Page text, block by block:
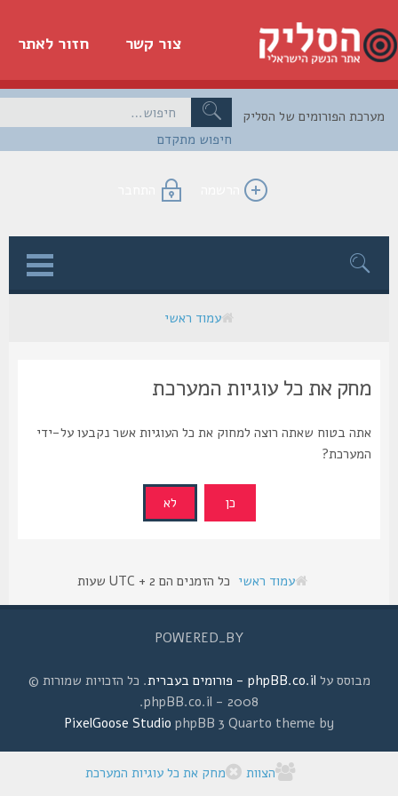
חזור לאתר צור קשר
חיפוש מתקדם
הפורומים של הסליק
הרשמה התחבר
עמוד ראשי
מחק את כל עוגיות המערכת
אתה בטוח שאתה רוצה למחוק את כל העוגיות אשר נקבעו על-ידי
המערכת?
עמוד ראשי כל הזמנים הם UTC + 2 שעות
POWERED_BY
מבוסס עלphpBB.co.il - פורומים בעברית
. כל הזכויות שמורות ©
2008 - phpBB.co.il.
phpBB 3 Quarto theme by
PixelGoose Studio
הצוות מחק את כל עוגיות המערכת